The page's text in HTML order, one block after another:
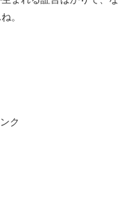
。
ク